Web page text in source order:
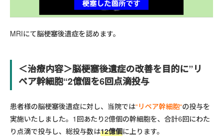
MRIにて脳梗塞後遺症を認めます。
＜治療内容＞脳梗塞後遺症の改善を目的に”リ
ペア幹細胞“2億個を6回点滴投与
患者様の脳梗塞後遺症に対し、当院では“リペア幹細胞“の投与を
実施いたしました。1回あたり2億個の幹細胞を、合計6回にわた
り点滴で投与し、総投与数は12億個に上ります。